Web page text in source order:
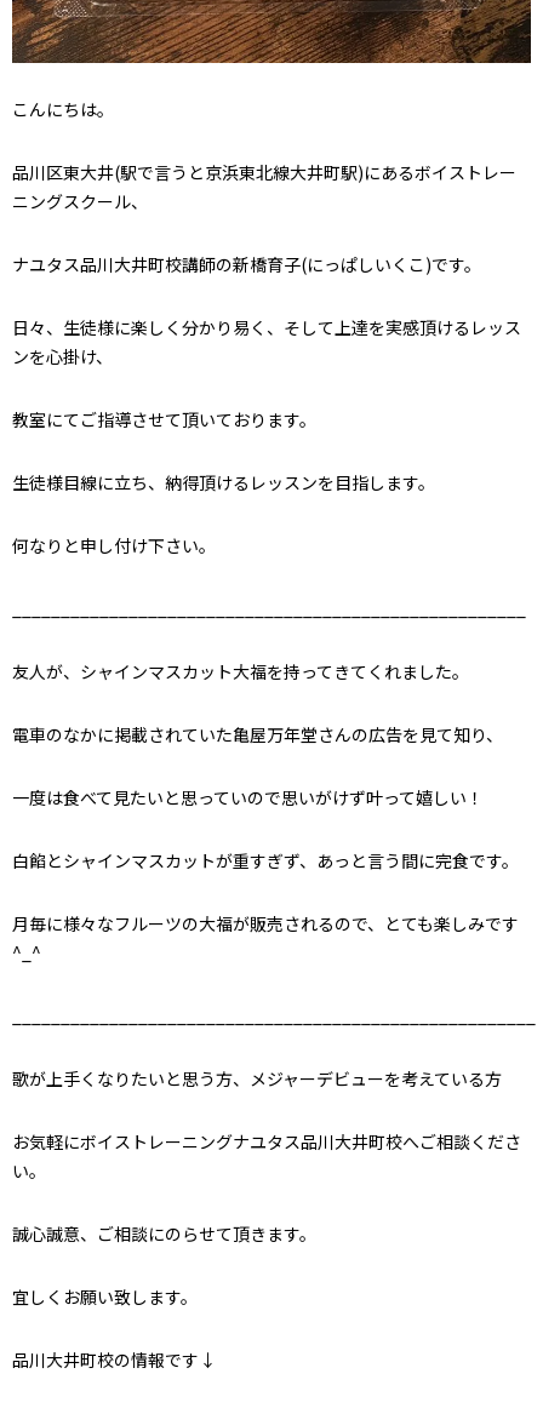
こんにちは。
品川区東大井(駅で言うと京浜東北線大井町駅)にあるボイストレー
ニングスクール、
ナユタス品川大井町校講師の新橋育子(にっぱしいくこ)です。
日々、生徒様に楽しく分かり易く、そして上達を実感頂けるレッス
ンを心掛け、
教室にてご指導させて頂いております。
生徒様目線に立ち、納得頂けるレッスンを目指します。
何なりと申し付け下さい。
友人が、シャインマスカット大福を持ってきてくれました。
電車のなかに掲載されていた亀屋万年堂さんの広告を見て知り、
一度は食べて見たいと思っていので思いがけず叶って嬉しい！
白餡とシャインマスカットが重すぎず、あっと言う間に完食です。
月毎に様々なフルーツの大福が販売されるので、とても楽しみです
^_^
歌が上手くなりたいと思う方、メジャーデビューを考えている方
お気軽にボイストレーニングナユタス品川大井町校へご相談くださ
い。
誠心誠意、ご相談にのらせて頂きます。
宜しくお願い致します。
品川大井町校の情報です↓